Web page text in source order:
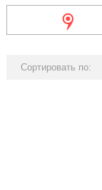
Сортировать по: